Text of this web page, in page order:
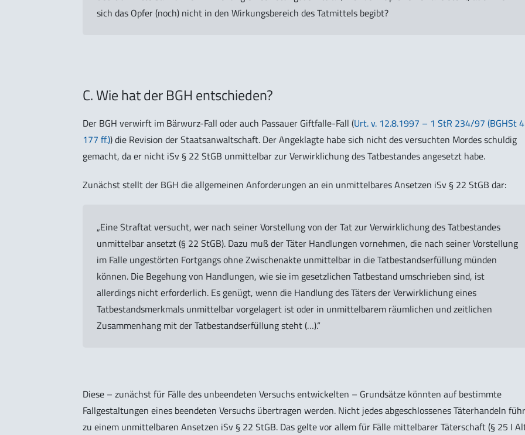
sich das Opfer (noch) nicht in den Wirkungsbereich des Tatmittels begibt?
C. Wie hat der BGH entschieden?
Der BGH verwirft im Bärwurz-Fall oder auch Passauer Giftfalle-Fall (Urt. v. 12.8.1997 – 1 StR 234/97 (BGHSt
177 ff.)) die Revision der Staatsanwaltschaft. Der Angeklagte habe sich nicht des versuchten Mordes schuldig
gemacht, da er nicht iSv § 22 StGB unmittelbar zur Verwirklichung des Tatbestandes angesetzt habe.
Zunächst stellt der BGH die allgemeinen Anforderungen an ein unmittelbares Ansetzen iSv § 22 StGB dar:
„Eine Straftat versucht, wer nach seiner Vorstellung von der Tat zur Verwirklichung des Tatbestandes
unmittelbar ansetzt (§ 22 StGB). Dazu muß der Täter Handlungen vornehmen, die nach seiner Vorstellung
im Falle ungestörten Fortgangs ohne Zwischenakte unmittelbar in die Tatbestandserfüllung münden
können. Die Begehung von Handlungen, wie sie im gesetzlichen Tatbestand umschrieben sind, ist
allerdings nicht erforderlich. Es genügt, wenn die Handlung des Täters der Verwirklichung eines
Tatbestandsmerkmals unmittelbar vorgelagert ist oder in unmittelbarem räumlichen und zeitlichen
Zusammenhang mit der Tatbestandserfüllung steht (…).“
Diese – zunächst für Fälle des unbeendeten Versuchs entwickelten – Grundsätze könnten auf bestimmte
Fallgestaltungen eines beendeten Versuchs übertragen werden. Nicht jedes abgeschlossenes Täterhandeln
zu einem unmittelbaren Ansetzen iSv § 22 StGB. Das gelte vor allem für Fälle mittelbarer Täterschaft (§ 25 I